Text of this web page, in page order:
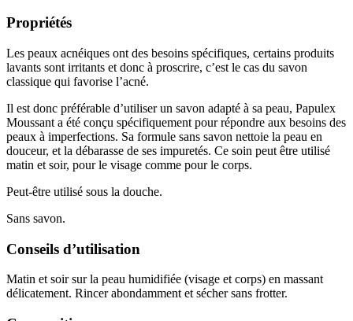
Propriétés
Les peaux acnéiques ont des besoins spécifiques, certains produits
lavants sont irritants et donc à proscrire, c’est le cas du savon
classique qui favorise l’acné.
Il est donc préférable d’utiliser un savon adapté à sa peau, Papulex
Moussant a été conçu spécifiquement pour répondre aux besoins des
peaux à imperfections. Sa formule sans savon nettoie la peau en
douceur, et la débarasse de ses impuretés. Ce soin peut être utilisé
matin et soir, pour le visage comme pour le corps.
Peut-être utilisé sous la douche.
Sans savon.
Conseils d’utilisation
Matin et soir sur la peau humidifiée (visage et corps) en massant
délicatement. Rincer abondamment et sécher sans frotter.